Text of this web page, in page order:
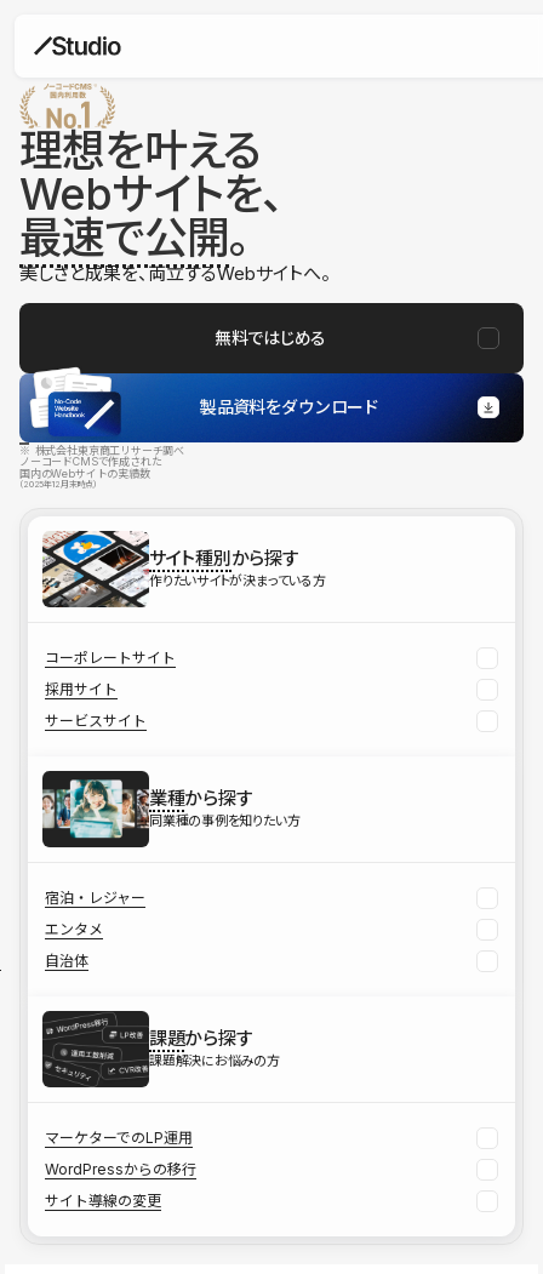
理想を叶える
Webサイトを、
最速で公開。
美しさと成果を、両立するWebサイトへ。
無料ではじめる
製品資料をダウンロード
※ 株式会社東京商工リサーチ調べ
ノーコードCMSで作成された
国内のWebサイトの実績数
（2025年12月末時点）
サイト種別から探す
作りたいサイトが決まっている方
コーポレートサイト
採用サイト
サービスサイト
業種から探す
同業種の事例を知りたい方
宿泊・レジャー
エンタメ
自治体
課題から探す
課題解決にお悩みの方
マーケターでのLP運用
WordPressからの移行
サイト導線の変更